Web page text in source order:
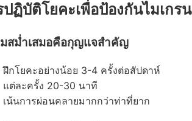
ปฏิบัติโยคะเพื่อป้องกันไมเกรน
สม่ำเสมอคือกุญแจสำคัญ
ฝึกโยคะอย่างน้อย 3-4 ครั้งต่อสัปดาห์
แต่ละครั้ง 20-30 นาที
เน้นการผ่อนคลายมากกว่าท่าที่ยาก